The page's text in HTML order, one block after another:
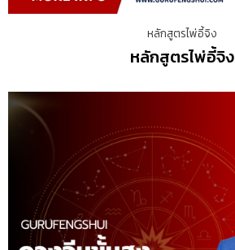
หลักสูตรไพ่อี้จิง
หลักสูตรไพ่อี้จิง